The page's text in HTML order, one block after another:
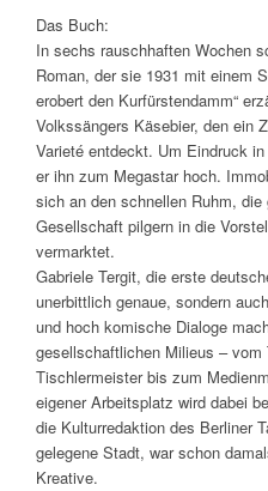
Das Buch:
In sechs rauschhaften Wochen
Roman, der sie 1931 mit einem
erobert den Kurfürstendamm“
Volkssängers Käsebier, den ein
Varieté entdeckt. Um Eindruck
er ihn zum Megastar hoch.
sich an den schnellen Ruhm,
Gesellschaft pilgern in die
vermarktet.
Gabriele Tergit, die erste
unerbittlich genaue, sondern
und hoch komische Dialoge
gesellschaftlichen Milieus – vom
Tischlermeister bis zum
eigener Arbeitsplatz wird dabei
die Kulturredaktion des Berliner
gelegene Stadt, war schon
Kreative.